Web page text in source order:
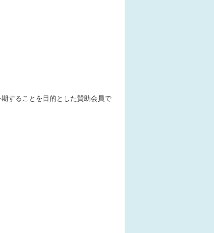
することを目的とした賛助会員で